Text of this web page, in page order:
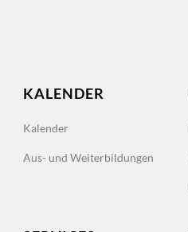
KALENDER
Kalender
Aus- und Weiterbildungen